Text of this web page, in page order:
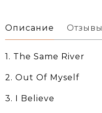
Описание Отзывы
1. The Same River
2. Out Of Myself
3. I Believe